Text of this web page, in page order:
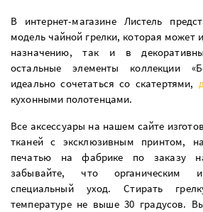
В интернет-магазине Листель
модель чайной грелки, которая может
назначению, так и в
остальные элементы коллекции
идеально сочетаться со скатертями,
кухонными полотенцами.
Все аксессуары на нашем сайте
тканей с эксклюзивным принтом,
печатью на фабрике по заказу
забывайте, что органическим
специальный уход. Стирать
температуре не выше 30 градусов.